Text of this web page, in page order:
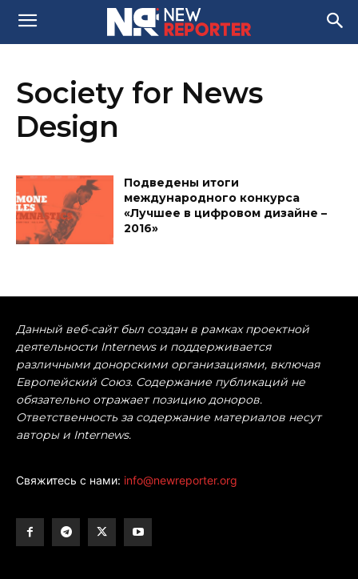
Society for News
Design
Подведены итоги
международного конкурса
«Лучшее в цифровом дизайне –
2016»
Данный веб-сайт был создан в рамках проектной
деятельности Internews и поддерживается
различными донорскими организациями, включая
Европейский Союз. Содержание публикаций не
обязательно отражает позицию доноров.
Ответственность за содержание материалов несут
авторы и Internews.
Свяжитесь с нами: info@newreporter.org